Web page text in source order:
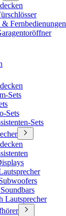
Fernbedienungen
Sets
Sets
Sets
Lautsprecher